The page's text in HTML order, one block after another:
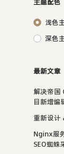
浅色
深色
最新文章
解决帝国
目新增编
重新设计
Nginx服
SEO蜘蛛